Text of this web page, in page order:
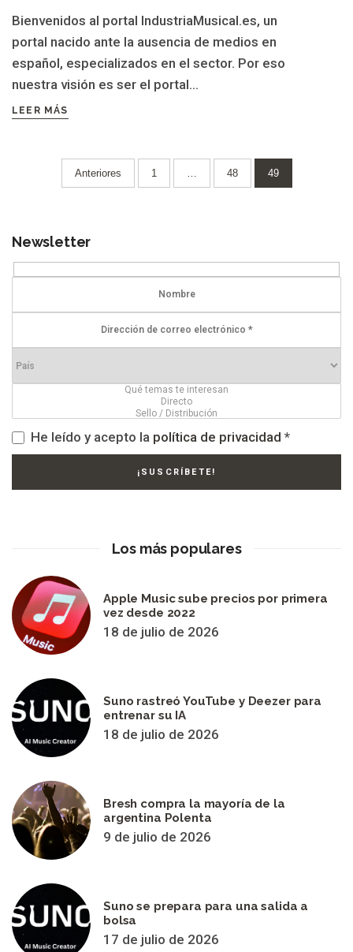
Bienvenidos al portal IndustriaMusical.es, un
portal nacido ante la ausencia de medios en
español, especializados en el sector. Por eso
nuestra visión es ser el portal...
LEER MÁS
Paginación
entradas
Anteriores 1 48 49
Newsletter
He leído y acepto la política de privacidad *
Los más populares
Apple Music sube precios por primera
vez desde 2022
18 de julio de 2026
Suno rastreó YouTube y Deezer para
entrenar su IA
18 de julio de 2026
Bresh compra la mayoría de la
argentina Polenta
9 de julio de 2026
Suno se prepara para una salida a
bolsa
17 de julio de 2026